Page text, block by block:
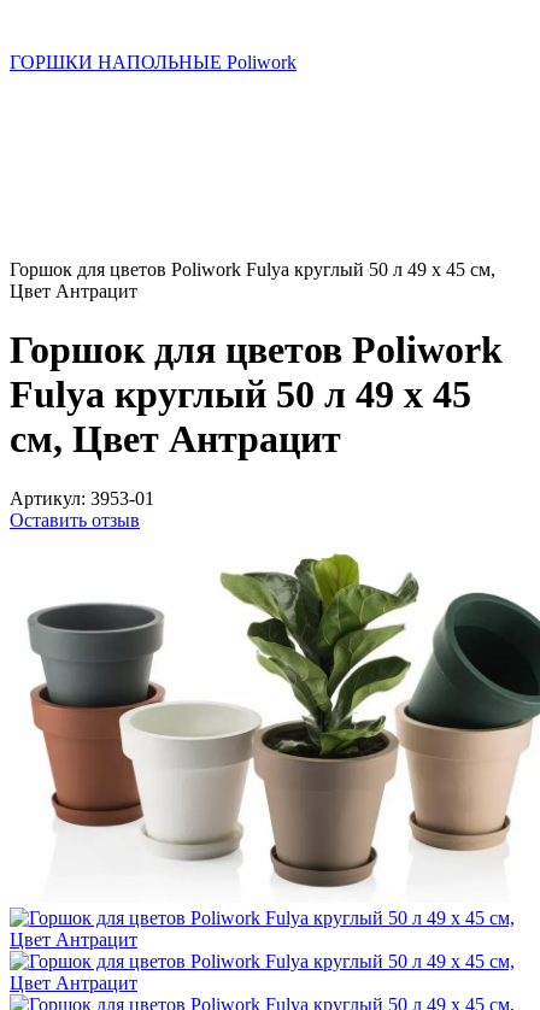
ГОРШКИ НАПОЛЬНЫЕ Poliwork
Горшок для цветов Рoliwork Fulya круглый 50 л 49 x 45 см,
Цвет Антрацит
Горшок для цветов Рoliwork
Fulya круглый 50 л 49 x 45
см, Цвет Антрацит
Артикул: 3953-01
Оставить отзыв